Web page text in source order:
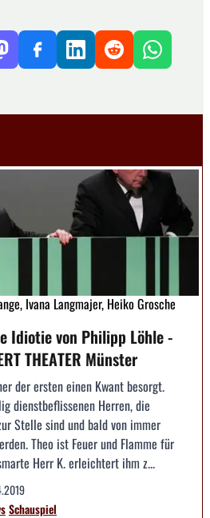
Ivana Langmajer, Heiko Grosche
Idiotie von Philipp Löhle -
THEATER Münster
der ersten einen Kwant besorgt.
dienstbeflissenen Herren, die
Stelle sind und bald von immer
Theo ist Feuer und Flamme für
Herr K. erleichtert ihm z...
Schauspiel